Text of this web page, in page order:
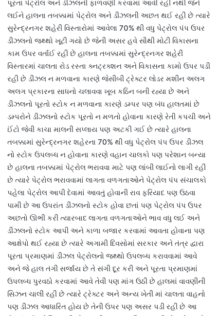
પૂરતા પેટ્રોલ અને ડીઝલની ફાળવણી કરવામાં આવી રહી નથી જેને
લઈને હાલના તબક્કામાં પેટ્રોલ અને ડીઝલની અછત થઈ રહી છે ત્યારે
સુરેન્દ્રનગર શહેરી વિસ્તારોમાં આવેલા 70% થી વધુ પેટ્રોલ પંપ ઉપર
ડીઝલનો જથ્થો ખૂટી ગયો છે જેની અસર હવે સૌથી મોટી વિકાસના
કામ ઉપર વર્તાઈ રહી છે હાલના તબક્કામાં સુરેન્દ્રનગર શહેરી
વિસ્તારમાં ચાલતા રોડ રસ્તા ક્નટ્રક્શન અને વિકાસના કામો ઉપર પડી
રહી છે ડીઝલ ન મળવાના કારણે જેસીબી ટ્રેક્ટર લોડર મશીન અલગ
અલગ પ્રકારના સાધનો ચલાવવા ખૂબ કઠિન બની રહ્યા છે અને
ડીઝલનો પૂરતો સ્ટોક ન મળવાના કારણે ડમ્પર પણ બંધ હાલતમાં છે
ડમ્પરોને ડીઝલનો સ્ટોક પૂરતો ન મળતો હોવાના કારણે રેતી કપચી અને
ઈંટો જેવી કાચા માલની સપ્લાય પણ અટકી ગઈ છે ત્યારે હાલના
તબક્કામાં સુરેન્દ્રનગર શહેરના 70% થી વધુ પેટ્રોલ પંપ ઉપર ડીઝલ
નો સ્ટોક ઉપલબ્ધ ન હોવાના કારણે વહાન ચાલકો પણ પરેશાન બન્યા
છે હાલના તબક્કામાં પેટ્રોલ ભરાવવા માટે પણ લાંબી લાઈનો લાગી રહી
છે ત્યારે પેટ્રોલ ભરાવવામાં લાગતા વળગતાઓને પેટ્રોલ પંપ સંચાલકો
પહેલા પેટ્રોલ આપી દેવામાં આવતું હોવાની રાવ ફરિયાદ પણ ઉઠવા
પામી છે આ ઉપરાંત ડીઝલનો સ્ટોક હોવા છતાં પણ પેટ્રોલ પંપ ઉપર
અછતો ઊભી કરી ત્યારબાદ લાગતા વળગતાઓને ભાવ વધુ લઈ અને
ડીઝલનો સ્ટોક આપી અને કાળા બજાર કરવામાં આવતા હોવાના પણ
આક્ષેપો થઈ રહ્યા છે ત્યારે અગામી દિવસોમાં સરકાર અને તંત્ર દ્વારા
પૂરતા પ્રમાણમાં ડીઝલ પેટ્રોલનો જથ્થો ઉપલબ્ધ કરાવવામાં આવે
અને જે હાલ તંગી સર્જાય છે તે સંગી દૂર કરી અને પૂરતા પ્રમાણમાં
ઉપલબ્ધ પુરવઠો કરવામાં આવે તેવી પણ માંગ ઉઠી છે હાલમાં વાવણીની
સિઝન ચાલી રહી છે ત્યારે ટ્રેક્ટર અને અન્ય ખેતી માં ચાલતા વાહનો
પણ ડીઝલ આધારિત હોય છે તેની ઉપર પણ અસર પડી રહી છે આ